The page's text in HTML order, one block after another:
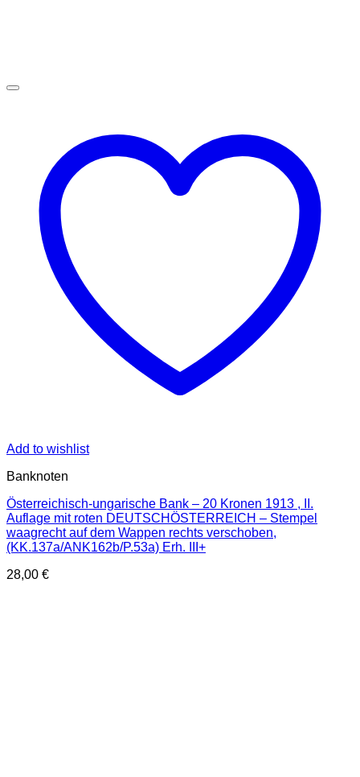
Add to wishlist
Banknoten
Österreichisch-ungarische Bank – 20 Kronen 1913 , II.
Auflage mit roten DEUTSCHÖSTERREICH – Stempel
waagrecht auf dem Wappen rechts verschoben,
(KK.137a/ANK162b/P.53a) Erh. III+
28,00 €